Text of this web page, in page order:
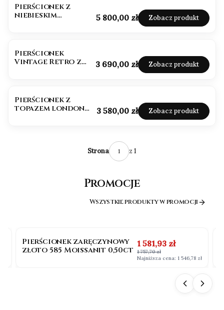
Pierścionek z
niebieskim
Cena
5 800,00 zł Zobacz produkt
Pierścionek
Vintage Retro z
Cena
3 690,00 zł Zobacz produkt
Pierścionek z
topazem london
Cena
3 580,00 zł Zobacz produkt
Strona z 1
Promocje
Wszystkie produkty w promocji
Pierścionek zaręczynowy
złoto 585 Moissanit 0,50ct
Cena promocyjna
1 581,93 zł
1 757,70 zł
Najniższa cena: 1 546,78 zł